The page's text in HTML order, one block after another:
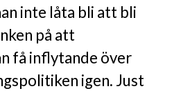
inte låta bli att bli
på att
få inflytande över
igen. Just